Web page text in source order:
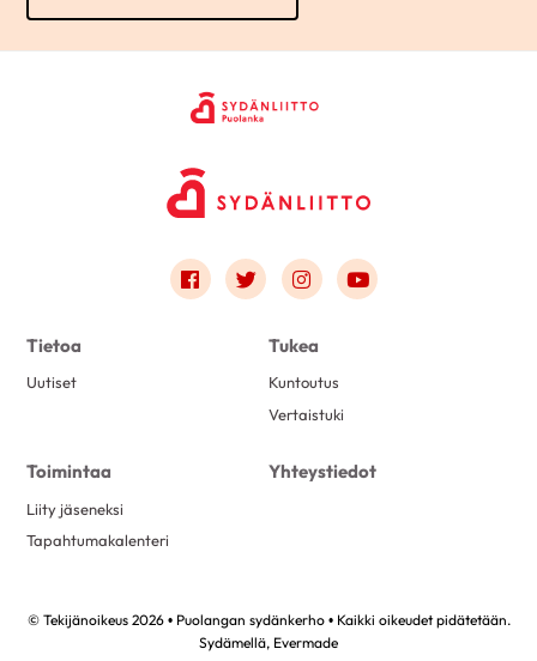
Link to facebook
Link to twitter
Link to instagram
Link to youtube
Tietoa
Uutiset
Tukea
Kuntoutus
Vertaistuki
Toimintaa
Liity jäseneksi
Tapahtumakalenteri
Yhteystiedot
© Tekijänoikeus 2026 • Puolangan sydänkerho • Kaikki oikeudet pidätetään.
Sydämellä, Evermade